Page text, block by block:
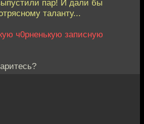
пар! И дали бы
таланту...
ч0рненькую записную